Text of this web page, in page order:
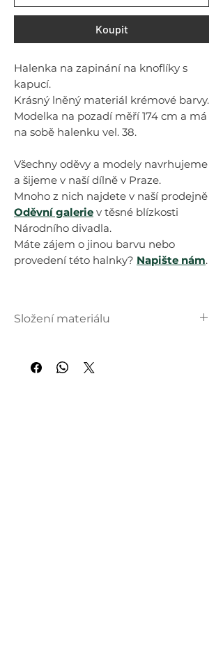
Koupit
Halenka na zapinání na knoflíky s
kapucí.
Krásný lněný materiál krémové barvy.
Modelka na pozadí měří 174 cm a má
na sobě halenku vel. 38.
Všechny oděvy a modely navrhujeme
a šijeme v naší dílně v Praze.
Mnoho z nich najdete v naší prodejně
Oděvní galerie v těsné blízkosti
Národního divadla.
Máte zájem o jinou barvu nebo
provedení této halnky? Napište nám.
Složení materiálu